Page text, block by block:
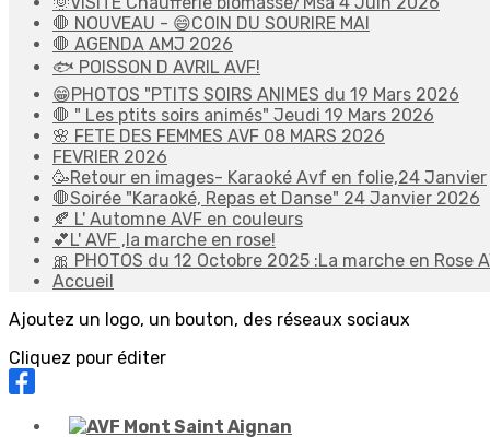
🛑 NOUVEAU - 😄COIN DU SOURIRE MAI
🛑 AGENDA AMJ 2026
🐟 POISSON D AVRIL AVF!
😁PHOTOS "PTITS SOIRS ANIMES du 19 Mars 2026
🛑 " Les ptits soirs animés" Jeudi 19 Mars 2026
🌸 FETE DES FEMMES AVF 08 MARS 2026
FEVRIER 2026
🥳Retour en images- Karaoké Avf en folie,24 Janvier
🛑Soirée "Karaoké, Repas et Danse" 24 Janvier 2026
🍂 L' Automne AVF en couleurs
💕L' AVF ,la marche en rose!
🎀 PHOTOS du 12 Octobre 2025 :La marche en Rose
Accueil
Ajoutez un logo, un bouton, des réseaux sociaux
Cliquez pour éditer